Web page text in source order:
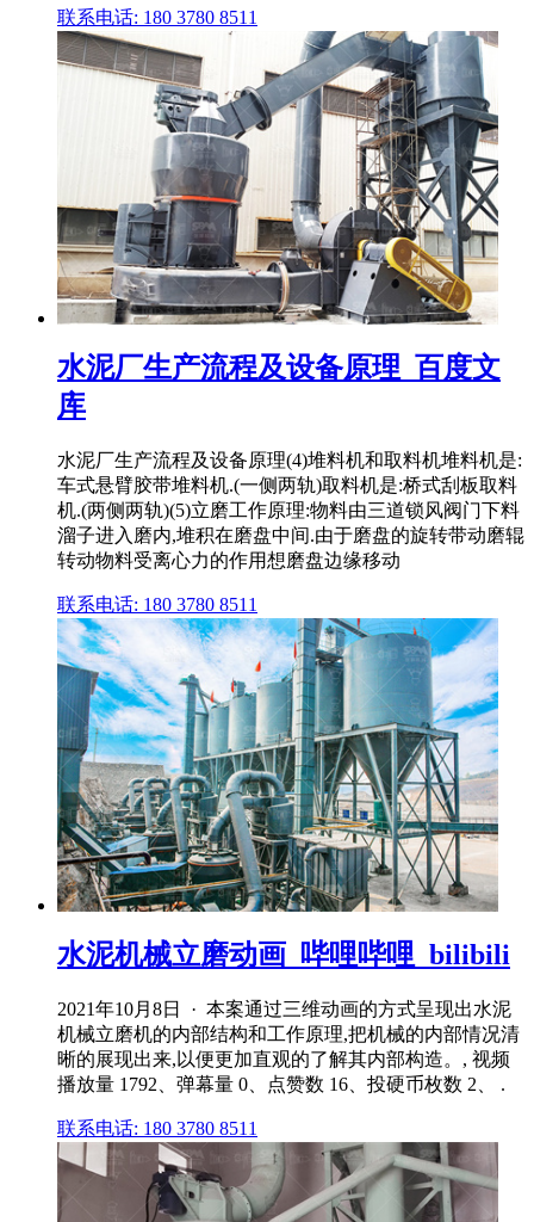
联系电话: 180 3780 8511
水泥厂生产流程及设备原理_百度文
库
水泥厂生产流程及设备原理(4)堆料机和取料机堆料机是:
车式悬臂胶带堆料机.(一侧两轨)取料机是:桥式刮板取料
机.(两侧两轨)(5)立磨工作原理:物料由三道锁风阀门下料
溜子进入磨内,堆积在磨盘中间.由于磨盘的旋转带动磨辊
转动物料受离心力的作用想磨盘边缘移动
联系电话: 180 3780 8511
水泥机械立磨动画_哔哩哔哩_bilibili
2021年10月8日 · 本案通过三维动画的方式呈现出水泥
机械立磨机的内部结构和工作原理,把机械的内部情况清
晰的展现出来,以便更加直观的了解其内部构造。, 视频
播放量 1792、弹幕量 0、点赞数 16、投硬币枚数 2、 .
联系电话: 180 3780 8511